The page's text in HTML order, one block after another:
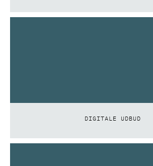
DIGITALE UDBUD